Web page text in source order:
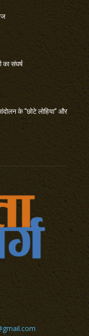
संघर्ष
के “छोटे लोहिया” और